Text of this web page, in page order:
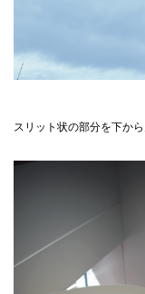
スリット状の部分を下か